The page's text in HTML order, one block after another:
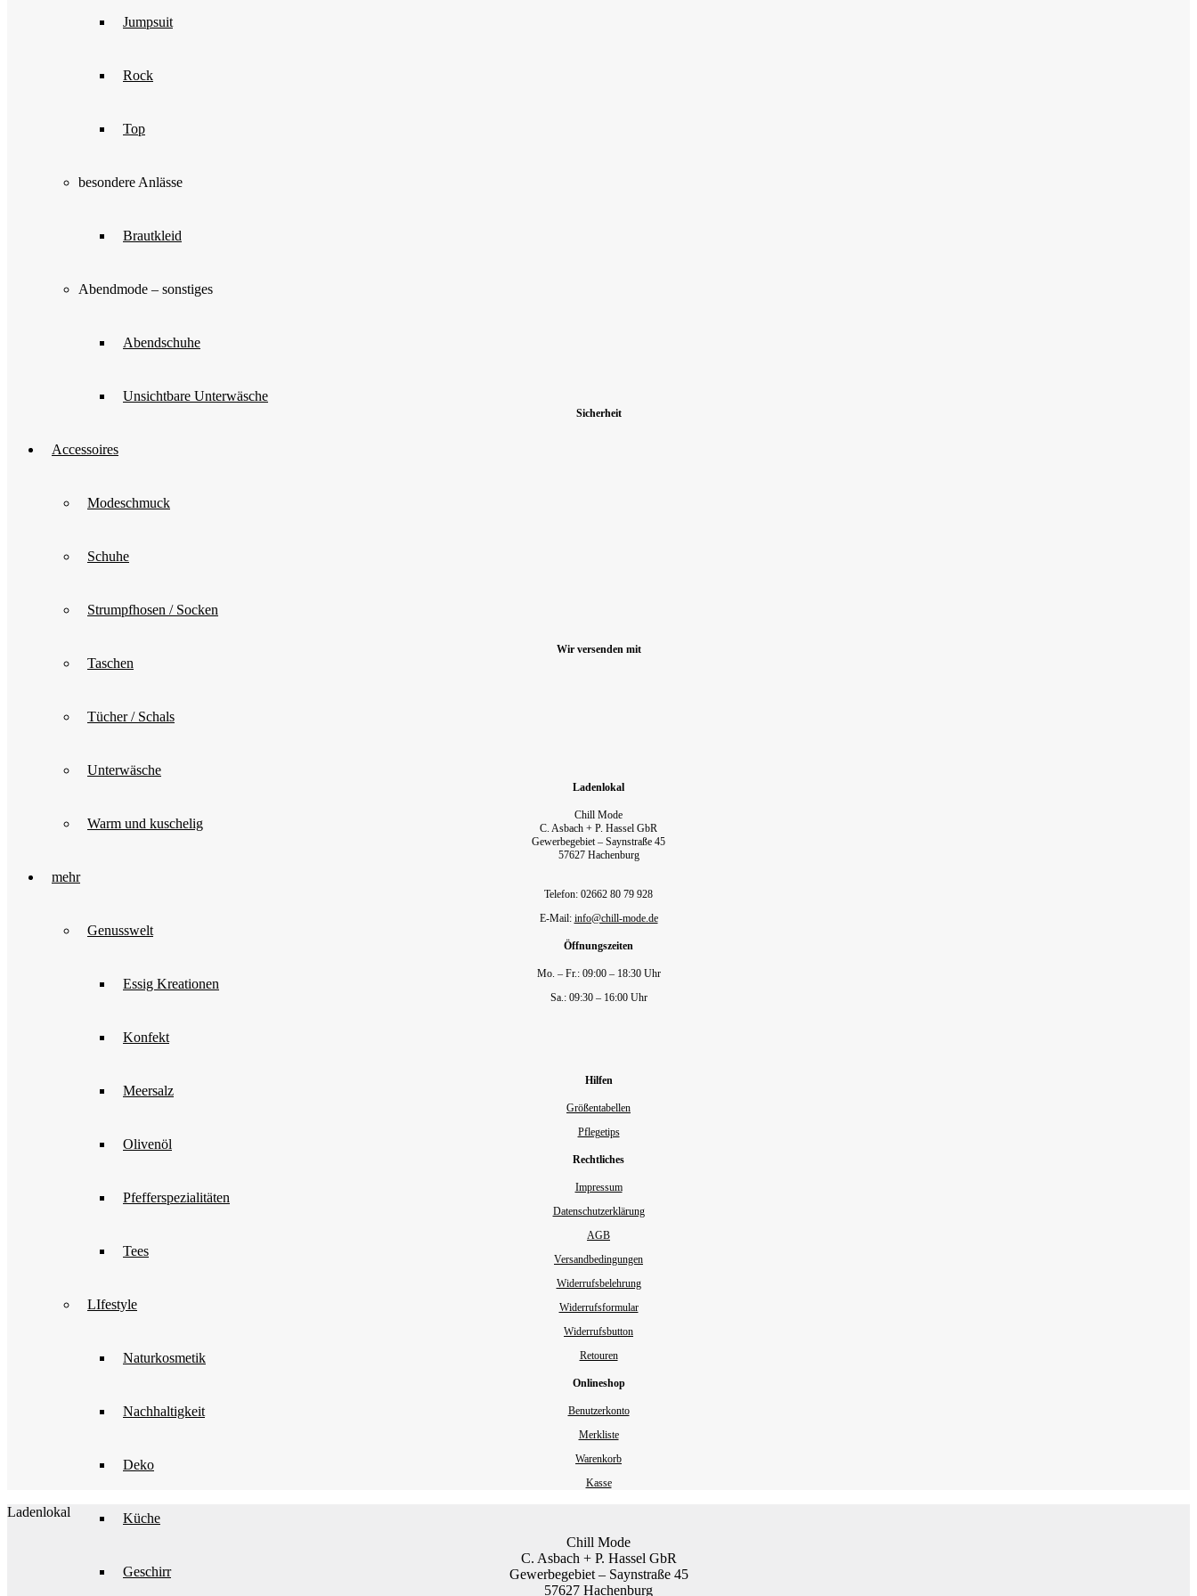
Jumpsuit
Rock
Top
besondere Anlässe
Brautkleid
Abendmode – sonstiges
Abendschuhe
Unsichtbare Unterwäsche
Accessoires
Modeschmuck
Schuhe
Strumpfhosen / Socken
Taschen
Tücher / Schals
Unterwäsche
Warm und kuschelig
mehr
Genusswelt
Essig Kreationen
Konfekt
Meersalz
Olivenöl
Pfefferspezialitäten
Tees
LIfestyle
Naturkosmetik
Nachhaltigkeit
Deko
Küche
Geschirr
Sicherheit
Wir versenden mit
Ladenlokal
Chill Mode
C. Asbach + P. Hassel GbR
Gewerbegebiet – Saynstraße 45
57627 Hachenburg
Telefon: 02662 80 79 928‬
E-Mail: info@chill-mode.de
Öffnungszeiten
Mo. – Fr.: 09:00 – 18:30 Uhr
Sa.: 09:30 – 16:00 Uhr
Hilfen
Größentabellen
Pflegetips
Rechtliches
Impressum
Datenschutzerklärung
AGB
Versandbedingungen
Widerrufsbelehrung
Widerrufsformular
Widerrufsbutton
Retouren
Onlineshop
Benutzerkonto
Merkliste
Warenkorb
Kasse
Ladenlokal
Chill Mode
C. Asbach + P. Hassel GbR
Gewerbegebiet – Saynstraße 45
57627 Hachenburg